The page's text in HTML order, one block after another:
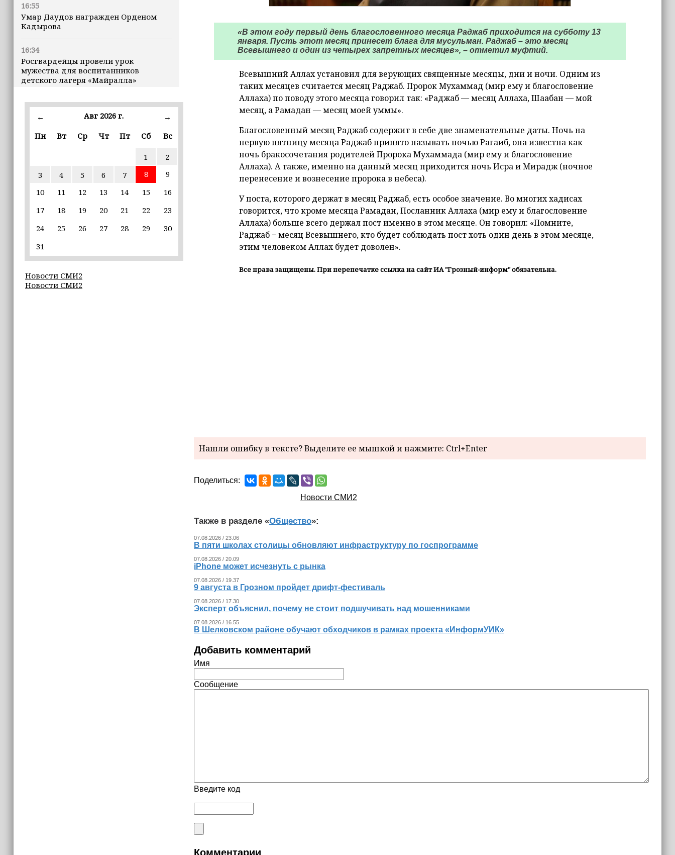
16:55
Умар Даудов награжден Орденом
Кадырова
16:34
Росгвардейцы провели урок
мужества для воспитанников
детского лагеря «Майралла»
16:30
Дмитрий Чернышенко: Внутренний
въездной — на 20,1%
Из бюджета Чечни дополнительно
выделено 505 млн рублей
пострадавшим от паводков
15:35
— стать большой
Избирательные участки Шатоя
готовы к приёму голосов
← Авг 2026 г.
→
Пн
Вт Ср Чт Пт Сб Вс
1
2
3
4 5 6 7 8
9
10
11 12 13 14 15
16
17
18 19 20 21 22
23
24
25 26 27 28 29
30
31
Новости СМИ2
Новости СМИ2
«В этом году первый день благословенного месяца Раджаб приходится на субботу 13
января. Пусть этот месяц принесет блага для мусульман. Раджаб – это месяц
Всевышнего и один из четырех запретных месяцев», – отметил муфтий.
Всевышний Аллах установил для верующих священные месяцы, дни и ночи. Одним из
таких месяцев считается месяц Раджаб. Пророк Мухаммад (мир ему и благословение
Аллаха) по поводу этого месяца говорил так: «Раджаб — месяц Аллаха, Шаабан — мой
месяц, а Рамадан — месяц моей уммы».
Благословенный месяц Раджаб содержит в себе две знаменательные даты. Ночь на
первую пятницу месяца Раджаб принято называть ночью Рагаиб, она известна как
ночь бракосочетания родителей Пророка Мухаммада (мир ему и благословение
Аллаха). А также, именно на данный месяц приходится ночь Исра и Мирадж (ночное
перенесение и вознесение пророка в небеса).
У поста, которого держат в месяц Раджаб, есть особое значение. Во многих хадисах
говорится, что кроме месяца Рамадан, Посланник Аллаха (мир ему и благословение
Аллаха) больше всего держал пост именно в этом месяце. Он говорил: «Помните,
Раджаб − месяц Всевышнего, кто будет соблюдать пост хоть один день в этом месяце,
этим человеком Аллах будет доволен».
Все права защищены. При перепечатке ссылка на сайт ИА "Грозный-информ" обязательна.
Нашли ошибку в тексте? Выделите ее мышкой и нажмите: Ctrl+Enter
Поделиться:
Новости СМИ2
Также в разделе «Общество»:
07.08.2026 / 23.06
В пяти школах столицы обновляют инфраструктуру по госпрограмме
07.08.2026 / 20.09
iPhone может исчезнуть с рынка
07.08.2026 / 19.37
9 августа в Грозном пройдет дрифт-фестиваль
07.08.2026 / 17.30
Эксперт объяснил, почему не стоит подшучивать над мошенниками
07.08.2026 / 16.55
В Шелковском районе обучают обходчиков в рамках проекта «ИнформУИК»
Добавить комментарий
Имя
Сообщение
Введите код
Комментарии